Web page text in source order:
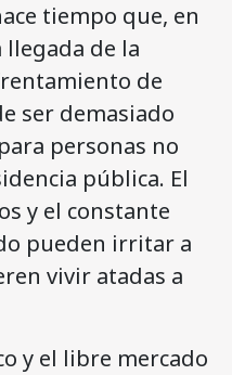
tiempo que, en
llegada de la
de
ser demasiado
personas no
pública. El
y el constante
pueden irritar a
vivir atadas a
y el libre mercado